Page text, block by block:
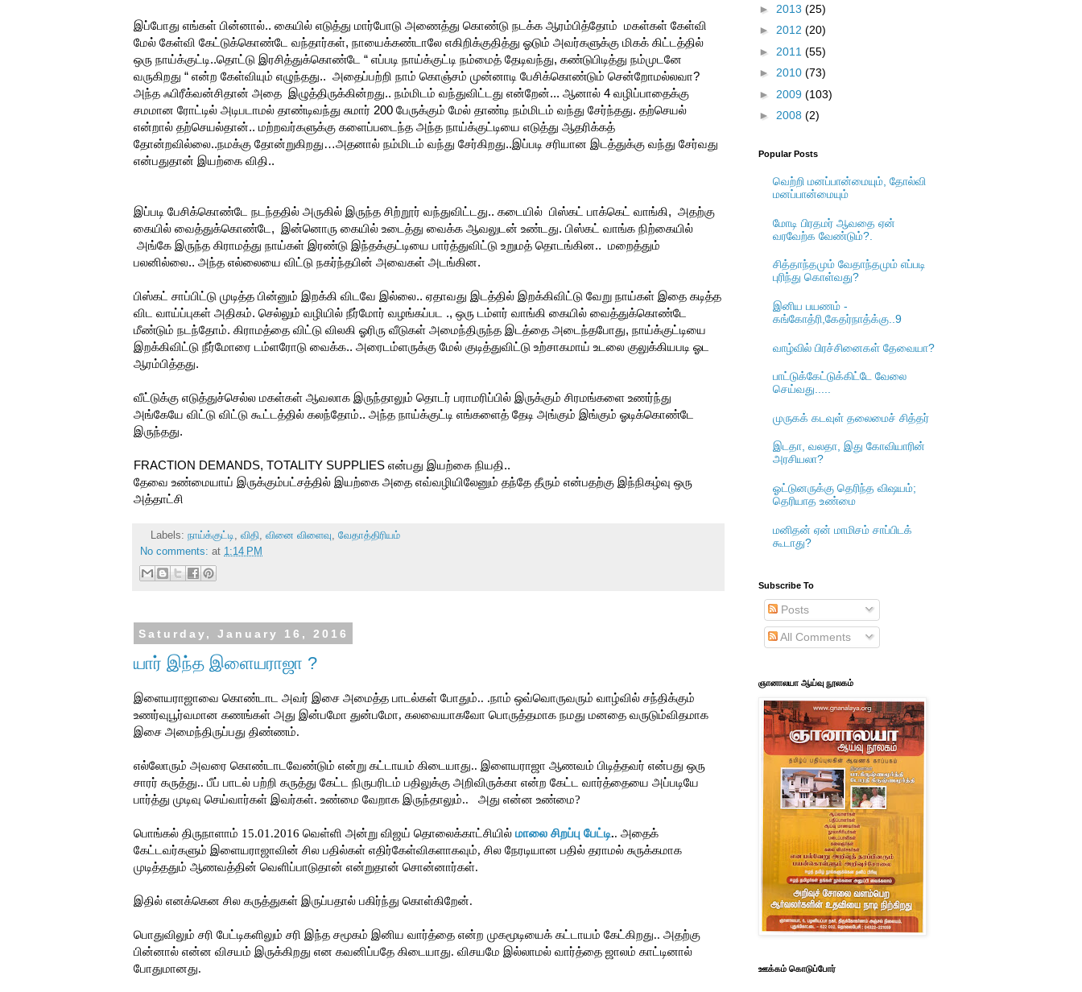
இப்போது எங்கள் பின்னால்.. கையில் எடுத்து மார்போடு அணைத்து கொண்டு நடக்க ஆரம்பித்தோம் மகள்கள் கேள்வி
மேல் கேள்வி கேட்டுக்கொண்டே வந்தார்கள், நாயைக்கண்டாலே எகிறிக்குதித்து ஓடும் அவர்களுக்கு மிகக் கிட்டத்தில்
ஒரு நாய்க்குட்டி..தொட்டு இரசித்துக்கொண்டே “ எப்படி நாய்க்குட்டி நம்மைத் தேடிவந்து, கண்டுபிடித்து நம்முடனே
வருகிறது “ என்ற கேள்வியும் எழுந்தது.. அதைப்பற்றி நாம் கொஞ்சம் முன்னாடி பேசிக்கொண்டும் சென்றோமல்லவா?
அந்த ஃபிரீக்வன்சிதான் அதை இழுத்திருக்கின்றது.. நம்மிடம் வந்துவிட்டது என்றேன்... ஆனால் 4 வழிப்பாதைக்கு
சமமான ரோட்டில் அடிபடாமல் தாண்டிவந்து சுமார் 200 பேருக்கும் மேல் தாண்டி நம்மிடம் வந்து சேர்ந்தது. தற்செயல்
என்றால் தற்செயல்தான்.. மற்றவர்களுக்கு களைப்படைந்த அந்த நாய்க்குட்டியை எடுத்து ஆதரிக்கத்
தோன்றவில்லை..நமக்கு தோன்றுகிறது…அதனால் நம்மிடம் வந்து சேர்கிறது..இப்படி சரியான இடத்துக்கு வந்து சேர்வது
என்பதுதான் இயற்கை விதி..
இப்படி பேசிக்கொண்டே நடந்ததில் அருகில் இருந்த சிற்றூர் வந்துவிட்டது.. கடையில் பிஸ்கட் பாக்கெட் வாங்கி, அதற்கு
கையில் வைத்துக்கொண்டே, இன்னொரு கையில் உடைத்து வைக்க ஆவலுடன் உண்டது. பிஸ்கட் வாங்க நிற்கையில்
அங்கே இருந்த கிராமத்து நாய்கள் இரண்டு இந்தக்குட்டியை பார்த்துவிட்டு உறுமத் தொடங்கின.. மறைத்தும்
பலனில்லை.. அந்த எல்லையை விட்டு நகர்ந்தபின் அவைகள் அடங்கின.
பிஸ்கட் சாப்பிட்டு முடித்த பின்னும் இறக்கி விடவே இல்லை.. ஏதாவது இடத்தில் இறக்கிவிட்டு வேறு நாய்கள் இதை கடித்த
விட வாய்ப்புகள் அதிகம். செல்லும் வழியில் நீர்மோர் வழங்கப்பட ., ஒரு டம்ளர் வாங்கி கையில் வைத்துக்கொண்டே
மீண்டும் நடந்தோம். கிராமத்தை விட்டு விலகி ஓரிரு வீடுகள் அமைந்திருந்த இடத்தை அடைந்தபோது, நாய்க்குட்டியை
இறக்கிவிட்டு நீர்மோரை டம்ளரோடு வைக்க.. அரைடம்ளருக்கு மேல் குடித்துவிட்டு உற்சாகமாய் உடலை குலுக்கியபடி ஓட
ஆரம்பித்தது.
வீட்டுக்கு எடுத்துச்செல்ல மகள்கள் ஆவலாக இருந்தாலும் தொடர் பராமரிப்பில் இருக்கும் சிரமங்களை உணர்ந்து
அங்கேயே விட்டு விட்டு கூட்டத்தில் கலந்தோம்.. அந்த நாய்க்குட்டி எங்களைத் தேடி அங்கும் இங்கும் ஓடிக்கொண்டே
இருந்தது.
FRACTION DEMANDS, TOTALITY SUPPLIES என்பது இயற்கை நியதி..
தேவை உண்மையாய் இருக்கும்பட்சத்தில் இயற்கை அதை எவ்வழியிலேனும் தந்தே தீரும் என்பதற்கு இந்நிகழ்வு ஒரு
அத்தாட்சி
Labels: நாய்க்குட்டி, விதி, வினை விளைவு, வேதாத்திரியம்
No comments: at 1:14 PM
Saturday, January 16, 2016
யார் இந்த இளையராஜா ?
இளையராஜாவை கொண்டாட அவர் இசை அமைத்த பாடல்கள் போதும்.. .நாம் ஒவ்வொருவரும் வாழ்வில் சந்திக்கும்
உணர்வுபூர்வமான கணங்கள் அது இன்பமோ துன்பமோ, கலவையாகவோ பொருத்தமாக நமது மனதை வருடும்விதமாக
இசை அமைந்திருப்பது திண்ணம்.
எல்லோரும் அவரை கொண்டாடவேண்டும் என்று கட்டாயம் கிடையாது.. இளையராஜா ஆணவம் பிடித்தவர் என்பது ஒரு
சாரர் கருத்து.. பீப் பாடல் பற்றி கருத்து கேட்ட நிருபரிடம் பதிலுக்கு அறிவிருக்கா என்ற கேட்ட வார்த்தையை அப்படியே
பார்த்து முடிவு செய்வார்கள் இவர்கள். உண்மை வேறாக இருந்தாலும்.. அது என்ன உண்மை?
பொங்கல் திருநாளாம் 15.01.2016 வெள்ளி அன்று விஜய் தொலைக்காட்சியில் மாலை சிறப்பு பேட்டி.. அதைக்
கேட்டவர்களும் இளையராஜாவின் சில பதில்கள் எதிர்கேள்விகளாகவும், சில நேரடியான பதில் தராமல் சுருக்கமாக
முடித்ததும் ஆணவத்தின் வெளிப்பாடுதான் என்றுதான் சொன்னார்கள்.
இதில் எனக்கென சில கருத்துகள் இருப்பதால் பகிர்ந்து கொள்கிறேன்.
பொதுவிலும் சரி பேட்டிகளிலும் சரி இந்த சமூகம் இனிய வார்த்தை என்ற முகமூடியைக் கட்டாயம் கேட்கிறது.. அதற்கு
பின்னால் என்ன விசயம் இருக்கிறது என கவனிப்பதே கிடையாது. விசயமே இல்லாமல் வார்த்தை ஜாலம் காட்டினால்
போதுமானது.
► 2013 (25)
► 2012 (20)
► 2011 (55)
► 2010 (73)
► 2009 (103)
► 2008 (2)
Popular Posts
வெற்றி மனப்பான்மையும், தோல்வி
மனப்பான்மையும்
மோடி பிரதமர் ஆவதை ஏன்
வரவேற்க வேண்டும்?.
சித்தாந்தமும் வேதாந்தமும் எப்படி
புரிந்து கொள்வது?
இனிய பயணம் -
கங்கோத்ரி,கேதர்நாத்க்கு..9
வாழ்வில் பிரச்சினைகள் தேவையா?
பாட்டுக்கேட்டுக்கிட்டே வேலை
செய்வது.....
முருகக் கடவுள் தலைமைச் சித்தர்
இடதா, வலதா, இது கோவியாரின்
அரசியலா?
ஓட்டுனருக்கு தெரிந்த விஷயம்;
தெரியாத உண்மை
மனிதன் ஏன் மாமிசம் சாப்பிடக்
கூடாது?
Subscribe To
Posts
All Comments
ஞானாலயா ஆய்வு நூலகம்
ஊக்கம் கொடுப்போர்